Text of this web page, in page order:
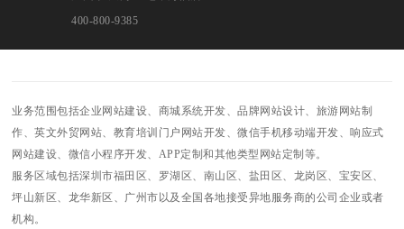
400-800-9385
业务范围包括企业网站建设、商城系统开发、品牌网站设计、旅游网站制
作、英文外贸网站、教育培训门户网站开发、微信手机移动端开发、响应式
网站建设、微信小程序开发、APP定制和其他类型网站定制等。
服务区域包括深圳市福田区、罗湖区、南山区、盐田区、龙岗区、宝安区、
坪山新区、龙华新区、广州市以及全国各地接受异地服务商的公司企业或者
机构。